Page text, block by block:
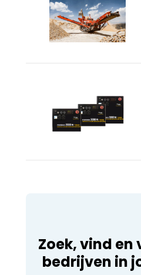
Zoek, vind
bedrijven in